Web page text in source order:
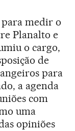
para medir o
Planalto e
o cargo,
de
para
a agenda
com
uma
opiniões